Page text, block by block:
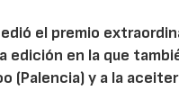
el premio
edición en la que
(Palencia) y a la